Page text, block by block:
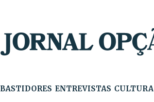
BASTIDORES ENTREVISTAS CULTURA